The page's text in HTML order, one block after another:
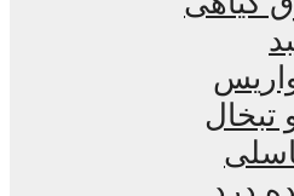
تبخال